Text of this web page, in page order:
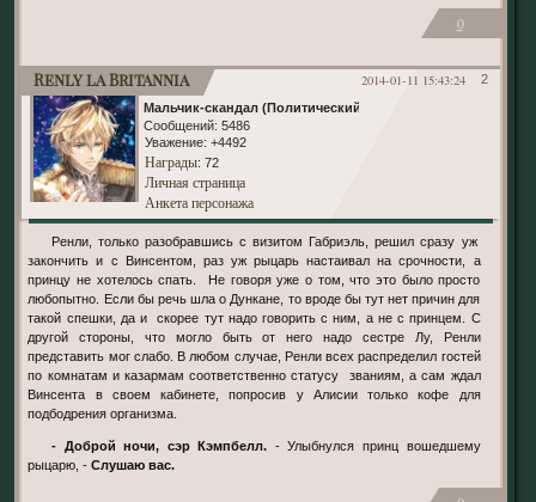
0
2
2014-01-11 15:43:24
Renly la Britannia
Мальчик-скандал (Политический)
Сообщений: 5486
Уважение: +4492
Награды: 72
Личная страница
Анкета персонажа
Ренли, только разобравшись с визитом Габриэль, решил сразу уж
закончить и с Винсентом, раз уж рыцарь настаивал на срочности, а
принцу не хотелось спать. Не говоря уже о том, что это было просто
любопытно. Если бы речь шла о Дункане, то вроде бы тут нет причин для
такой спешки, да и скорее тут надо говорить с ним, а не с принцем. С
другой стороны, что могло быть от него надо сестре Лу, Ренли
представить мог слабо. В любом случае, Ренли всех распределил гостей
по комнатам и казармам соответственно статусу званиям, а сам ждал
Винсента в своем кабинете, попросив у Алисии только кофе для
подбодрения организма.
- Доброй ночи, сэр Кэмпбелл. - Улыбнулся принц вошедшему
рыцарю, -Слушаю вас.